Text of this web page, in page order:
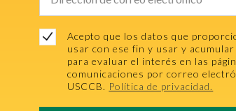
Acepto que los datos que
usar con ese fin y usar y
para evaluar el interés en las
comunicaciones por correo
USCCB. Política de privacidad.